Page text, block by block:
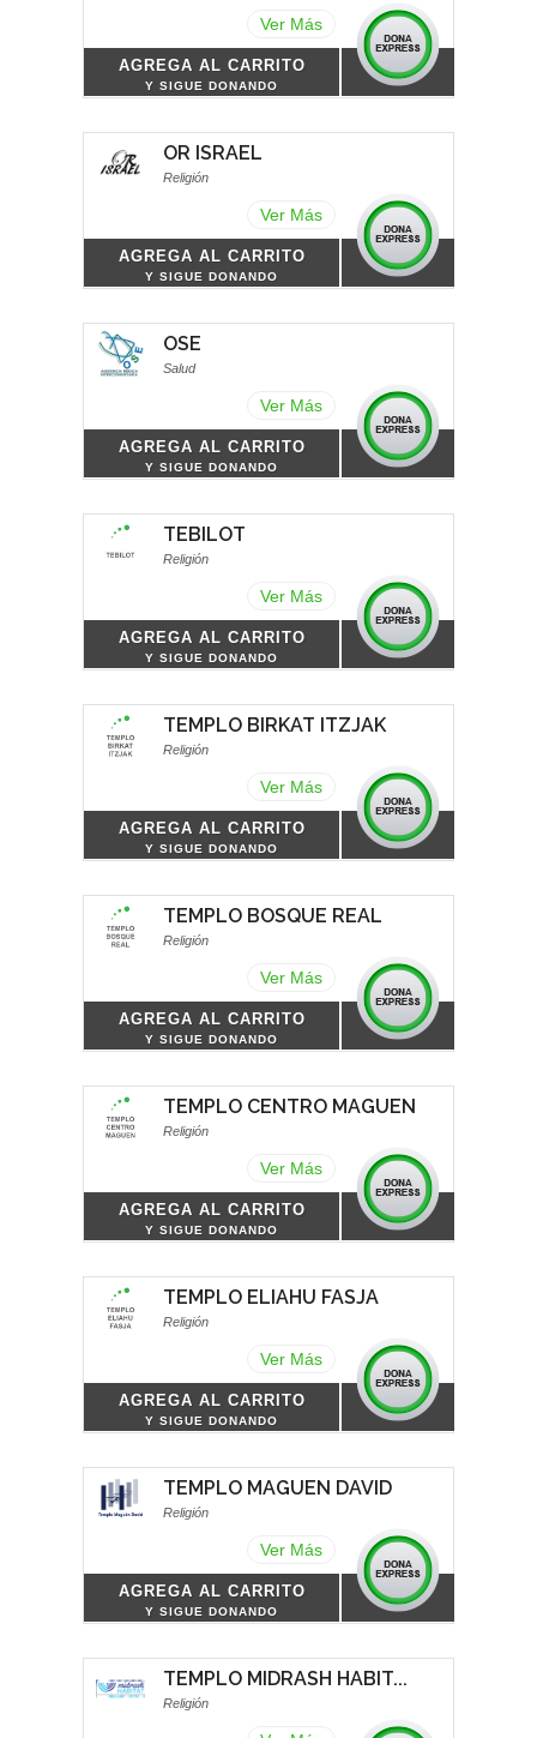
Ver Más
AGREGA AL CARRITO
Y SIGUE DONANDO
OR ISRAEL
Religión
Ver Más
AGREGA AL CARRITO
Y SIGUE DONANDO
OSE
Salud
Ver Más
AGREGA AL CARRITO
Y SIGUE DONANDO
TEBILOT
Religión
Ver Más
AGREGA AL CARRITO
Y SIGUE DONANDO
TEMPLO BIRKAT ITZJAK
Religión
Ver Más
AGREGA AL CARRITO
Y SIGUE DONANDO
TEMPLO BOSQUE REAL
Religión
Ver Más
AGREGA AL CARRITO
Y SIGUE DONANDO
TEMPLO CENTRO MAGUEN
Religión
Ver Más
AGREGA AL CARRITO
Y SIGUE DONANDO
TEMPLO ELIAHU FASJA
Religión
Ver Más
AGREGA AL CARRITO
Y SIGUE DONANDO
TEMPLO MAGUEN DAVID
Religión
Ver Más
AGREGA AL CARRITO
Y SIGUE DONANDO
TEMPLO MIDRASH HABIT...
Religión